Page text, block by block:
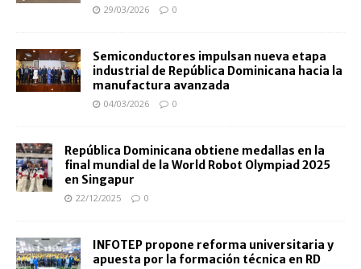
29/03/2026 0
Semiconductores impulsan nueva etapa
industrial de República Dominicana hacia la
manufactura avanzada
04/03/2026 0
República Dominicana obtiene medallas en la
final mundial de la World Robot Olympiad 2025
en Singapur
22/12/2025 0
INFOTEP propone reforma universitaria y
apuesta por la formación técnica en RD